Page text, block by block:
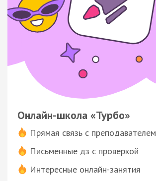
Онлайн-школа «Турбо»
Прямая связь с преподавателем
Письменные дз с проверкой
Интересные онлайн-занятия